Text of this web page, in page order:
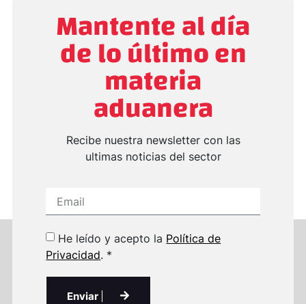
Mantente al día
de lo último en
materia
aduanera
Recibe nuestra newsletter con las
ultimas noticias del sector
He leído y acepto la Política de
Privacidad. *
Enviar